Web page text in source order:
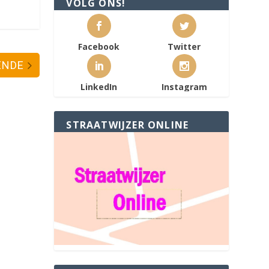
VOLG ONS!
Facebook Twitter
LinkedIn Instagram
STRAATWIJZER ONLINE